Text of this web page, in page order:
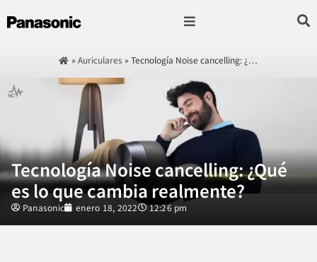
»Auriculares »Tecnología Noise cancelling: ¿…
Tecnología Noise cancelling: ¿Qué
es lo que cambia realmente?
Panasonic enero 18, 2022 12:26 pm